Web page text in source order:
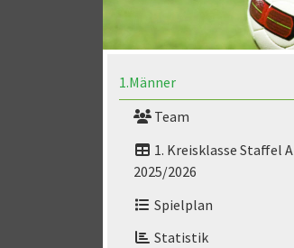
1.Männer
Team
1. Kreisklasse Staffel A
2025/2026
Spielplan
Statistik